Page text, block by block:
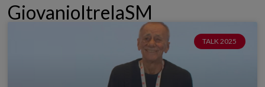
GiovanioltrelaSM
TALK 2025